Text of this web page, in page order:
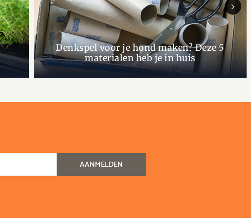
Denkspel voor je hond maken? Deze 5
materialen heb je in huis
Next
AANMELDEN